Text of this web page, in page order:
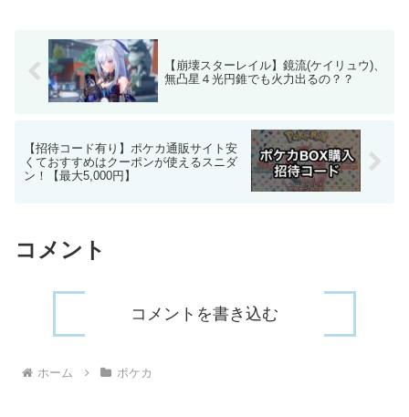
【崩壊スターレイル】鏡流(ケイリュウ)、
無凸星４光円錐でも火力出るの？？
【招待コード有り】ポケカ通販サイト安
くておすすめはクーポンが使えるスニダ
ン！【最大5,000円】
コメント
コメントを書き込む
ホーム ポケカ